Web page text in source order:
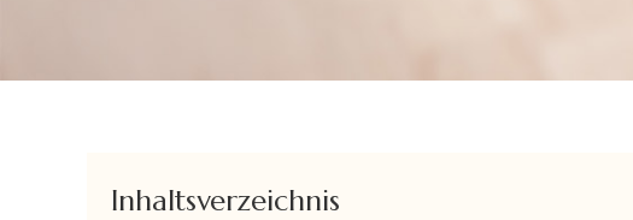
Inhaltsverzeichnis